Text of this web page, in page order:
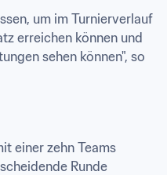
um im Turnierverlauf
erreichen können und
sehen können", so
einer zehn Teams
Runde